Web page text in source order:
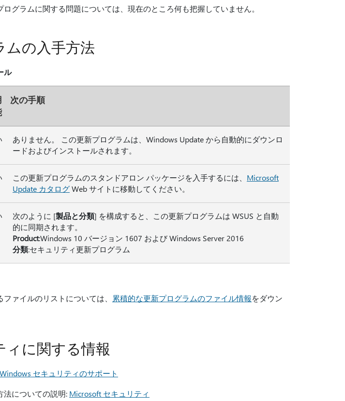
グラムに関する問題については、現在のところ何も把握していません。
ムの入手方法
ル
次の手順
ありません。 この更新プログラムは、Windows Update から自動的にダウンロ
ードおよびインストールされます。
この更新プログラムのスタンドアロン パッケージを入手するには、 Microsoft
Update カタログWeb サイトに移動してください。
次のように [製品と分類] を構成すると、この更新プログラムは WSUS と自動
的に同期されます。
Product:Windows 10 バージョン 1607 および Windows Server 2016
分類:セキュリティ更新プログラム
ァイルのリストについては、 累積的な更新プログラムのファイル情報をダウン
に関する情報
Windows セキュリティのサポート
法についての説明: Microsoft セキュリティ